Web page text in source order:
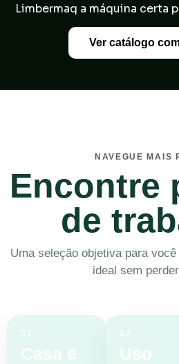
Limbermaq a máquina certa
Ver catálogo
NAVEGUE MAIS
Encontre
de
Uma seleção objetiva para
ideal sem
01
Casa e
02
Uso